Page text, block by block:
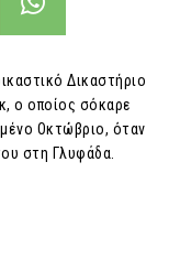
Δικαστήριο
ο οποίος σόκαρε
Οκτώβριο, όταν
στη Γλυφάδα.